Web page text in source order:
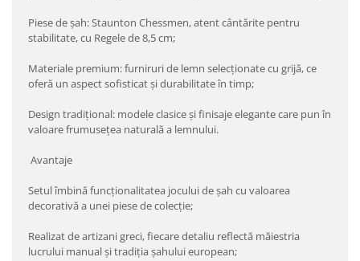
Piese de șah: Staunton Chessmen, atent cântărite pentru
stabilitate, cu Regele de 8,5 cm;
Materiale premium: furniruri de lemn selecționate cu grijă, ce
oferă un aspect sofisticat și durabilitate în timp;
Design tradițional: modele clasice și finisaje elegante care pun în
valoare frumusețea naturală a lemnului.
Avantaje
Setul îmbină funcționalitatea jocului de șah cu valoarea
decorativă a unei piese de colecție;
Realizat de artizani greci, fiecare detaliu reflectă măiestria
lucrului manual și tradiția șahului european;